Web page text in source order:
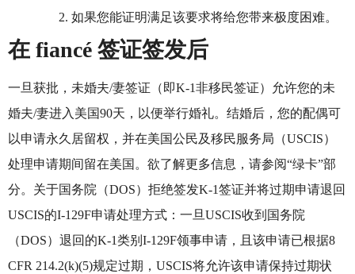
如果您能证明满足该要求将给您带来极度困难。
在 fiancé 签证签发后
一旦获批，未婚夫/妻签证（即K-1非移民签证）允许您的未
婚夫/妻进入美国90天，以便举行婚礼。结婚后，您的配偶可
以申请永久居留权，并在美国公民及移民服务局（USCIS）
处理申请期间留在美国。欲了解更多信息，请参阅“绿卡”部
分。关于国务院（DOS）拒绝签发K-1签证并将过期申请退回
USCIS的I-129F申请处理方式：一旦USCIS收到国务院
（DOS）退回的K-1类别I-129F领事申请，且该申请已根据8
CFR 214.2(k)(5)规定过期，USCIS将允许该申请保持过期状